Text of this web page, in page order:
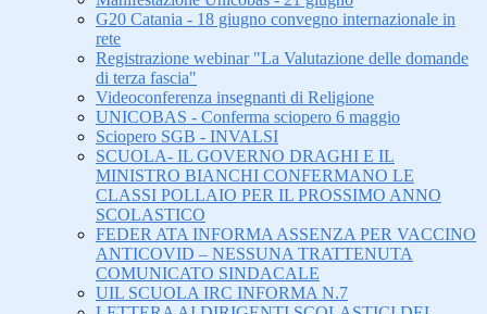
G20 Catania - 18 giugno convegno internazionale in
rete
Registrazione webinar "La Valutazione delle domande
di terza fascia"
Videoconferenza insegnanti di Religione
UNICOBAS - Conferma sciopero 6 maggio
Sciopero SGB - INVALSI
SCUOLA- IL GOVERNO DRAGHI E IL
MINISTRO BIANCHI CONFERMANO LE
CLASSI POLLAIO PER IL PROSSIMO ANNO
SCOLASTICO
FEDER ATA INFORMA ASSENZA PER VACCINO
ANTICOVID – NESSUNA TRATTENUTA
COMUNICATO SINDACALE
UIL SCUOLA IRC INFORMA N.7